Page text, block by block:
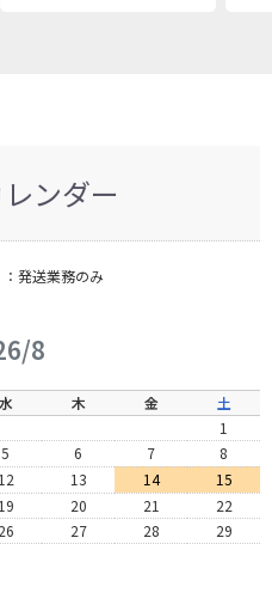
ンダー
：発送業務のみ
8
水 木 金
土
1
5 6 7
8
12 13 14
15
19 20 21
22
26 27 28
29